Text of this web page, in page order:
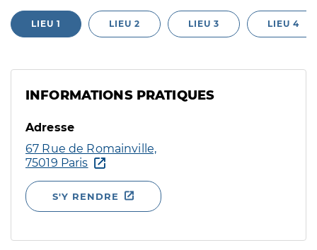
LIEU 1 LIEU 2 LIEU 3 LIEU 4
INFORMATIONS PRATIQUES
Adresse
67 Rue de Romainville,
75019 Paris
S'Y RENDRE